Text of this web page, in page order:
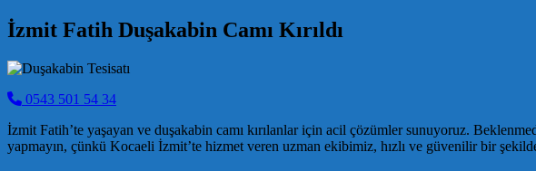
İzmit Fatih Duşakabin Camı Kırıldı
0543 501 54 34
İzmit Fatih’te yaşayan ve duşakabin camı kırılanlar için acil çözümler sunuyoruz.
yapmayın, çünkü Kocaeli İzmit’te hizmet veren uzman ekibimiz, hızlı ve güvenilir bir